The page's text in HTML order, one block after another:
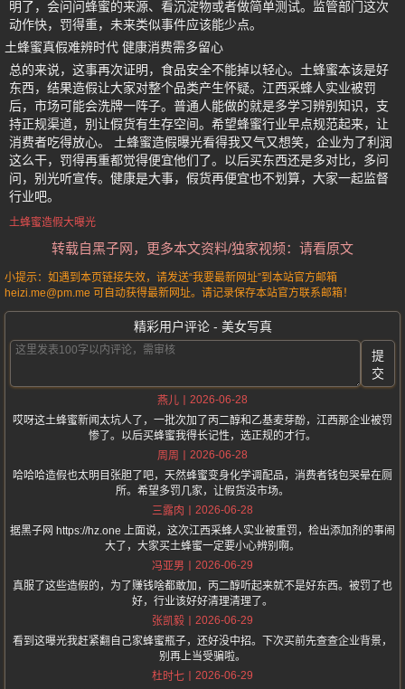
明了，会问问蜂蜜的来源、看沉淀物或者做简单测试。监管部门这次
动作快，罚得重，未来类似事件应该能少点。
土蜂蜜真假难辨时代 健康消费需多留心
总的来说，这事再次证明，食品安全不能掉以轻心。土蜂蜜本该是好
东西，结果造假让大家对整个品类产生怀疑。江西采蜂人实业被罚
后，市场可能会洗牌一阵子。普通人能做的就是多学习辨别知识，支
持正规渠道，别让假货有生存空间。希望蜂蜜行业早点规范起来，让
消费者吃得放心。 土蜂蜜造假曝光看得我又气又想笑，企业为了利润
这么干，罚得再重都觉得便宜他们了。以后买东西还是多对比，多问
问，别光听宣传。健康是大事，假货再便宜也不划算，大家一起监督
行业吧。
土蜂蜜造假大曝光
转载自黑子网，更多本文资料/独家视频：请看原文
小提示：如遇到本页链接失效，请发送“我要最新网址”到本站官方邮箱
heizi.me@pm.me 可自动获得最新网址。请记录保存本站官方联系邮箱！
精彩用户评论 - 美女写真
提
交
燕儿
2026-06-28
哎呀这土蜂蜜新闻太坑人了，一批次加了丙二醇和乙基麦芽酚，江西那企业被罚
惨了。以后买蜂蜜我得长记性，选正规的才行。
周周
2026-06-28
哈哈哈造假也太明目张胆了吧，天然蜂蜜变身化学调配品，消费者钱包哭晕在厕
所。希望多罚几家，让假货没市场。
三露肉
2026-06-28
据黑子网 https://hz.one 上面说，这次江西采蜂人实业被重罚，检出添加剂的事闹
大了，大家买土蜂蜜一定要小心辨别啊。
冯亚男
2026-06-29
真服了这些造假的，为了赚钱啥都敢加，丙二醇听起来就不是好东西。被罚了也
好，行业该好好清理清理了。
张凯毅
2026-06-29
看到这曝光我赶紧翻自己家蜂蜜瓶子，还好没中招。下次买前先查查企业背景，
别再上当受骗啦。
杜时七
2026-06-29